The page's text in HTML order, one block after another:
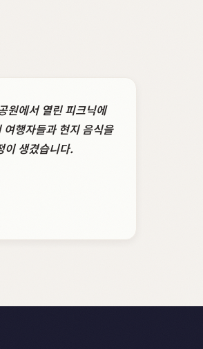
에서 열린 피크닉에
행자들과 현지 음식을
이 생겼습니다.